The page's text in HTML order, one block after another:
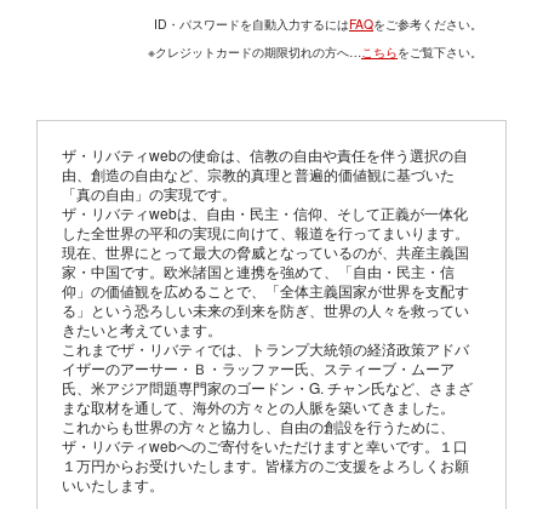
ID・パスワードを自動入力するにはFAQをご参考ください。
※クレジットカードの期限切れの方へ…こちらをご覧下さい。
ザ・リバティwebの使命は、信教の自由や責任を伴う選択の自
由、創造の自由など、宗教的真理と普遍的価値観に基づいた
「真の自由」の実現です。
ザ・リバティwebは、自由・民主・信仰、そして正義が一体化
した全世界の平和の実現に向けて、報道を行ってまいります。
現在、世界にとって最大の脅威となっているのが、共産主義国
家・中国です。欧米諸国と連携を強めて、「自由・民主・信
仰」の価値観を広めることで、「全体主義国家が世界を支配す
る」という恐ろしい未来の到来を防ぎ、世界の人々を救ってい
きたいと考えています。
これまでザ・リバティでは、トランプ大統領の経済政策アドバ
イザーのアーサー・Ｂ・ラッファー氏、スティーブ・ムーア
氏、米アジア問題専門家のゴードン・G. チャン氏など、さまざ
まな取材を通して、海外の方々との人脈を築いてきました。
これからも世界の方々と協力し、自由の創設を行うために、
ザ・リバティwebへのご寄付をいただけますと幸いです。１口
１万円からお受けいたします。皆様方のご支援をよろしくお願
いいたします。